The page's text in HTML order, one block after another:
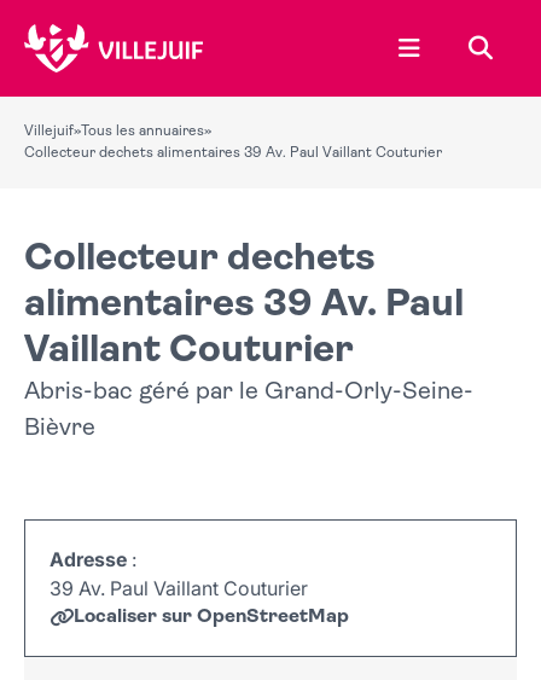
Ouvrir le
Villejuif» Tous les annuaires»
Collecteur dechets alimentaires 39 Av. Paul Vaillant Couturier
Collecteur dechets
alimentaires 39 Av. Paul
Vaillant Couturier
Abris-bac géré par le Grand-Orly-Seine-
Bièvre
Adresse :
39 Av. Paul Vaillant Couturier
Localiser sur OpenStreetMap
+
Leaflet